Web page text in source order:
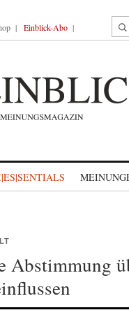
Einblick-Abo
Abstimmung